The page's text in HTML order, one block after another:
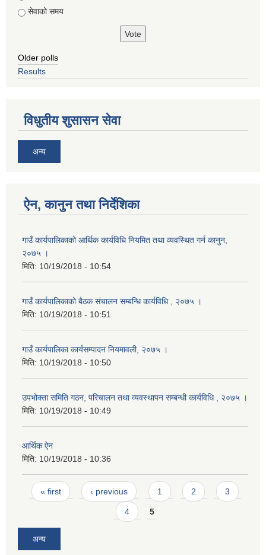
सेवाको समय
Older polls
Results
विधुतीय शुसासन सेवा
अन्य
ऐन, कानुन तथा निर्देशिका
गाउँ कार्यपालिकाको आर्थिक कार्यविधि नियमित तथा व्यवस्थित गर्न कानुन,
२०७५ ।
मिति: 10/19/2018 - 10:54
गाउँ कार्यपालिकाको बैठक संचालन सम्बन्धि कार्यविधि , २०७५ ।
मिति: 10/19/2018 - 10:51
गाउँ कार्यपालिका कार्यसम्पादन नियमावली, २०७५ ।
मिति: 10/19/2018 - 10:50
उपभोक्ता समिति गठन, परिचालन तथा व्यवस्थापन सम्बन्धी कार्यविधि , २०७५ ।
मिति: 10/19/2018 - 10:49
आर्थिक ऐन
मिति: 10/19/2018 - 10:36
Pages
« first ‹ previous 1 2 3
4 5
अन्य